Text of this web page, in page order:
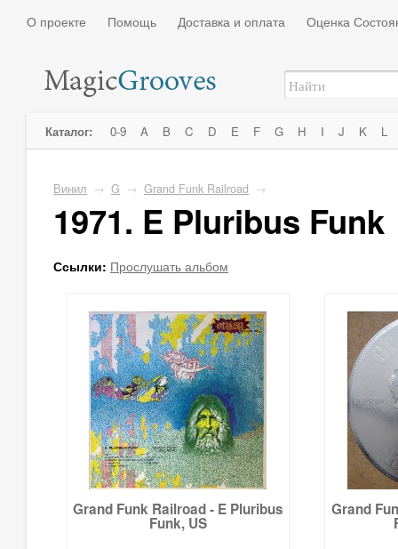
О проекте Помощь Доставка и оплата Оценка
Каталог: 0-9 A B C D E F G H I J K L
Винил → G → Grand Funk Railroad →
1971. E Pluribus Funk
Ссылки: Прослушать альбом
Grand Funk Railroad - E Pluribus
Funk, US
Grand